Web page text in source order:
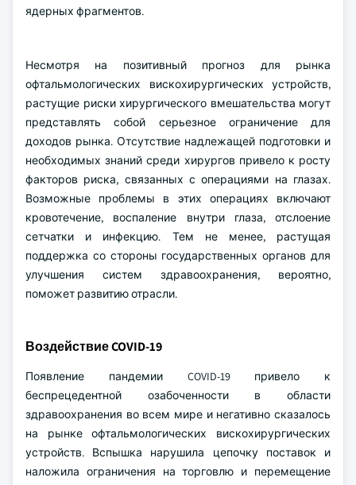
ядерных фрагментов.
Несмотря на позитивный прогноз для рынка
офтальмологических вискохирургических устройств,
растущие риски хирургического вмешательства могут
представлять собой серьезное ограничение для
доходов рынка. Отсутствие надлежащей подготовки и
необходимых знаний среди хирургов привело к росту
факторов риска, связанных с операциями на глазах.
Возможные проблемы в этих операциях включают
кровотечение, воспаление внутри глаза, отслоение
сетчатки и инфекцию. Тем не менее, растущая
поддержка со стороны государственных органов для
улучшения систем здравоохранения, вероятно,
поможет развитию отрасли.
Воздействие COVID-19
Появление пандемии COVID-19 привело к
беспрецедентной озабоченности в области
здравоохранения во всем мире и негативно сказалось
на рынке офтальмологических вискохирургических
устройств. Вспышка нарушила цепочку поставок и
наложила ограничения на торговлю и перемещение